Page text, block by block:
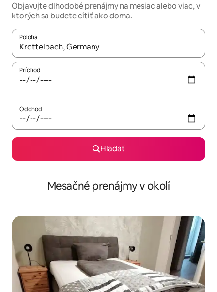
Objavujte dlhodobé prenájmy na mesiac alebo viac, v
ktorých sa budete cítiť ako doma.
Poloha
Keď budú výsledky k dispozícii, môžete si ich prechádzať
Príchod
Odchod
Hľadať
Mesačné prenájmy v okolí